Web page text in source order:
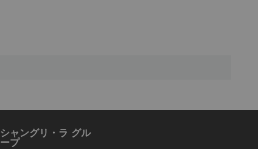
シャングリ・ラ グル
ープ